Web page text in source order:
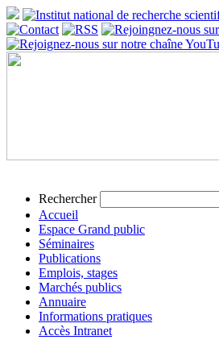
Rechercher
Accueil
Espace Grand public
Séminaires
Publications
Emplois, stages
Marchés publics
Annuaire
Informations pratiques
Accès Intranet